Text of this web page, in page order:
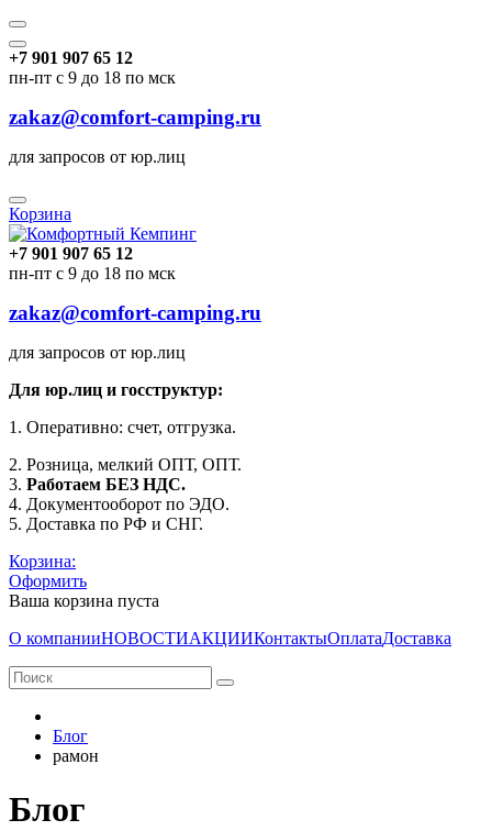
+7 901 907 65 12
пн-пт с 9 до 18 по мск
zakaz@comfort-camping.ru
для запросов от юр.лиц
Корзина
+7 901 907 65 12
пн-пт с 9 до 18 по мск
zakaz@comfort-camping.ru
для запросов от юр.лиц
Для юр.лиц и госструктур:
1. Оперативно: счет, отгрузка.
2. Розница, мелкий ОПТ, ОПТ.
3. Работаем БЕЗ НДС.
4. Документооборот по ЭДО.
5. Доставка по РФ и СНГ.
Корзина:
Оформить
Ваша корзина пуста
О компанииНОВОСТИАКЦИИКонтактыОплатаДоставка
Блог
рамон
Блог